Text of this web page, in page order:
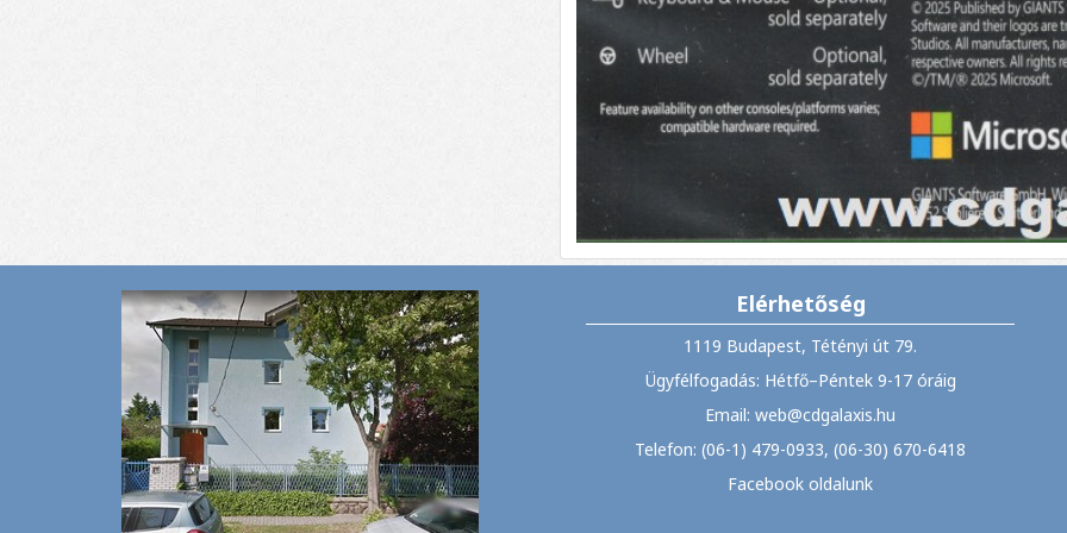
Elérhetőség
1119 Budapest, Tétényi út 79.
Ügyfélfogadás: Hétfő–Péntek 9-17 óráig
Email: web@cdgalaxis.hu
Telefon: (06-1) 479-0933, (06-30) 670-6418
Facebook oldalunk